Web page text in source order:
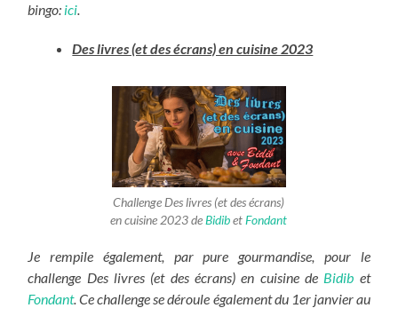
bingo: ici.
Des livres (et des écrans) en cuisine 2023
Challenge Des livres (et des écrans)
en cuisine 2023 deBidibetFondant
Je rempile également, par pure gourmandise, pour le
challenge Des livres (et des écrans) en cuisine de Bidib et
Fondant. Ce challenge se déroule également du 1er janvier au